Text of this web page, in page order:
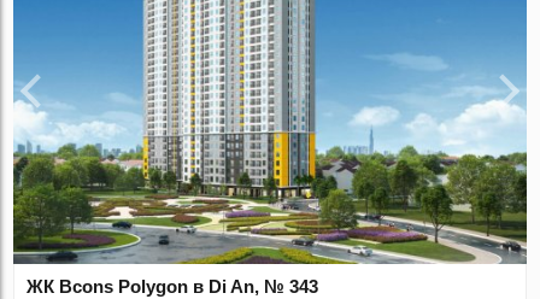
ЖК Bcons Polygon в Di An, № 343